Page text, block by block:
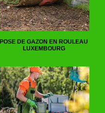
POSE DE GAZON EN ROULEAU
LUXEMBOURG